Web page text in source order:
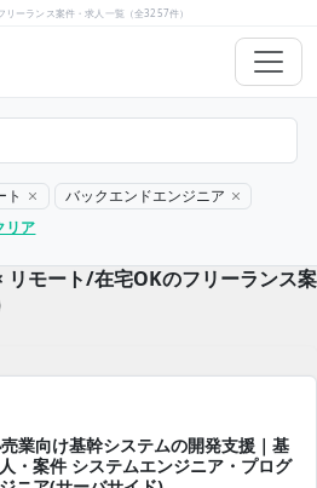
ーランス案件・求人一覧（全3257件）
ト
バックエンドエンジニア
リア
リモート/在宅OKのフリーランス案
業向け基幹システムの開発支援｜基
・案件 システムエンジニア・プログ